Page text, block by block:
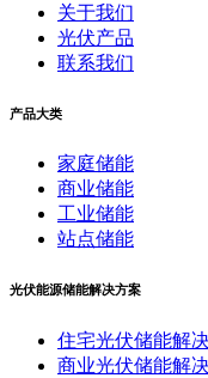
关于我们
光伏产品
联系我们
产品大类
家庭储能
商业储能
工业储能
站点储能
光伏能源储能解决方案
住宅光伏储能解
商业光伏储能解